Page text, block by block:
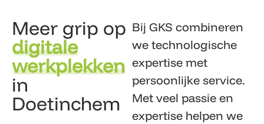
Meer grip op
digitale
werkplekken
in
Doetinchem
Bij GKS combineren
we technologische
expertise met
persoonlijke service.
Met veel passie en
expertise helpen we